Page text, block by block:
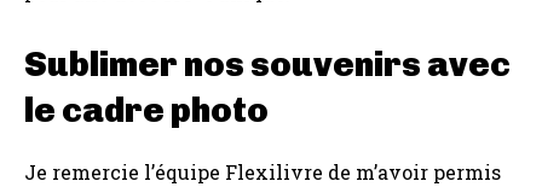
Sublimer nos souvenirs avec
le cadre photo
Je remercie l’équipe Flexilivre de m’avoir permis